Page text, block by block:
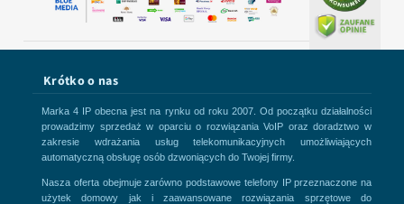
Krótko o nas
Marka 4 IP obecna jest na rynku od roku 2007. Od początku działalności
prowadzimy sprzedaż w oparciu o rozwiązania VoIP oraz doradztwo w
zakresie wdrażania usług telekomunikacyjnych umożliwiających
automatyczną obsługę osób dzwoniących do Twojej firmy.
Nasza oferta obejmuje zarówno podstawowe telefony IP przeznaczone na
użytek domowy jak i zaawansowane rozwiązania sprzętowe do